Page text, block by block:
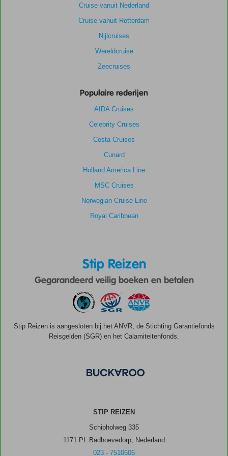
Cruise vanuit Nederland
Cruise vanuit Rotterdam
Nijlcruises
Wereldcruise
Zeecruises
Populaire rederijen
AIDA Cruises
Celebrity Cruises
Costa Cruises
Cunard
Holland America Line
MSC Cruises
Norwegian Cruise Line
Royal Caribbean
Stip Reizen
Gegarandeerd veilig boeken en betalen
Stip Reizen is aangesloten bij het ANVR, de Stichting Garantiefonds
Reisgelden (SGR) en het Calamiteitenfonds.
STIP REIZEN
Schipholweg 335
1171 PL Badhoevedorp, Nederland
023 - 7510606